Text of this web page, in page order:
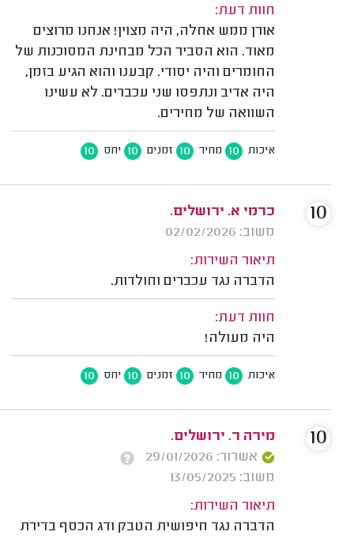
חוות דעת:
אורן ממש אחלה, היה מצוין! אנחנו מרוצים
מאוד. הוא הסביר הכל מבחינת המסוכנות של
החומרים והיה יסודי. קבענו והוא הגיע בזמן,
היה אדיב ונתפסו שני עכברים. לא עשינו
השוואה של מחירים.
איכות 10 מחיר 10 זמנים 10 יחס 10
כרמי א. ירושלים.
משוב: 02/02/2026
תיאור השירות:
הדברה נגד עכברים וחולדות.
חוות דעת:
היה מעולה!
איכות 10 מחיר 10 זמנים 10 יחס 10
10
מירה ר. ירושלים.
אשרור: 29/01/2026
משוב: 13/05/2025
תיאור השירות:
הדברה נגד חיפושית הטבק ודג הכסף בדירת
10